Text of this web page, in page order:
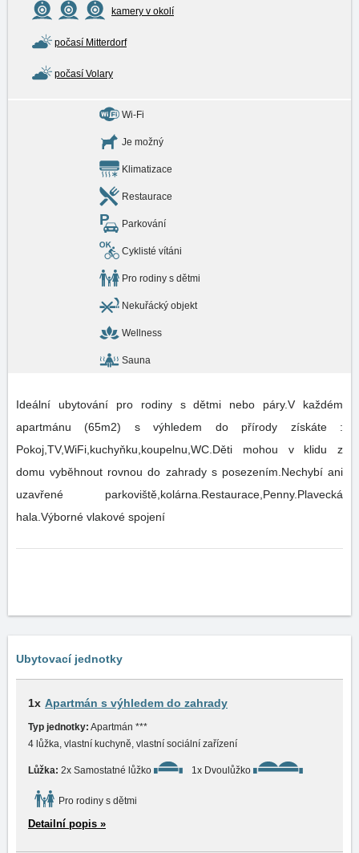
kamery v okolí
počasí Mitterdorf
počasí Volary
Wi-Fi
Je možný
Klimatizace
Restaurace
Parkování
Cyklisté vítáni
Pro rodiny s dětmi
Nekuřácký objekt
Wellness
Sauna
Ideální ubytování pro rodiny s dětmi nebo páry.V každém
apartmánu (65m2) s výhledem do přírody získáte :
Pokoj,TV,WiFi,kuchyňku,koupelnu,WC.Děti mohou v klidu z
domu vyběhnout rovnou do zahrady s posezením.Nechybí ani
uzavřené parkoviště,kolárna.Restaurace,Penny.Plavecká
hala.Výborné vlakové spojení
Ubytovací jednotky
1x Apartmán s výhledem do zahrady
Typ jednotky: Apartmán ***
4 lůžka, vlastní kuchyně, vlastní sociální zařízení
Lůžka: 2x Samostatné lůžko 1x Dvoulůžko
Pro rodiny s dětmi
Detailní popis »